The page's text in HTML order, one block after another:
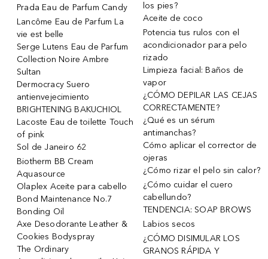
Prada Eau de Parfum Candy
Lancôme Eau de Parfum La
vie est belle
Serge Lutens Eau de Parfum
Collection Noire Ambre
Sultan
Dermocracy Suero
antienvejecimiento
BRIGHTENING BAKUCHIOL
Lacoste Eau de toilette Touch
of pink
Sol de Janeiro 62
Biotherm BB Cream
Aquasource
Olaplex Aceite para cabello
Bond Maintenance No.7
Bonding Oil
Axe Desodorante Leather &
Cookies Bodyspray
The Ordinary
los pies?
Aceite de coco
Potencia tus rulos con el
acondicionador para pelo
rizado
Limpieza facial: Baños de
vapor
¿CÓMO DEPILAR LAS CEJAS
CORRECTAMENTE?
¿Qué es un sérum
antimanchas?
Cómo aplicar el corrector de
ojeras
¿Cómo rizar el pelo sin calor?
¿Cómo cuidar el cuero
cabellundo?
TENDENCIA: SOAP BROWS
Labios secos
¿CÓMO DISIMULAR LOS
GRANOS RÁPIDA Y